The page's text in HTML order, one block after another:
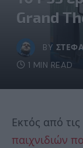
Grand
BY
1 MIN READ
Εκτός από τις
παιχνιδιών